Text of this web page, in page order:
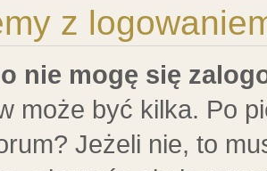
z
nie mogę się
może być kilka. Po
Jeżeli nie, to